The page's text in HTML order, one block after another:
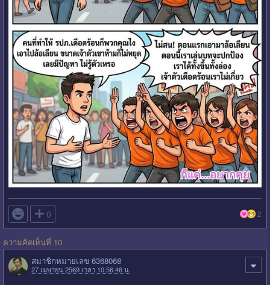
 0 2
ความคิดเห็นที่ 10
สมาชิกหมายเลข 6368068
27 เมษายน 2569 เวลา 10:56:46 น.